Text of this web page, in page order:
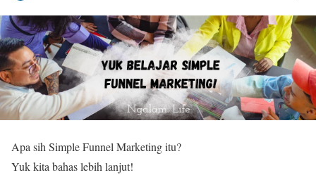
Apa sih Simple Funnel Marketing itu?
Yuk kita bahas lebih lanjut!